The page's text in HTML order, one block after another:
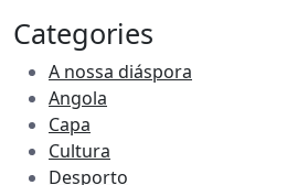
Categories
A nossa diáspora
Angola
Capa
Cultura
Desporto